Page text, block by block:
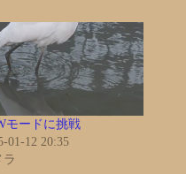
モードに挑戦
01-12 20:35
ラ